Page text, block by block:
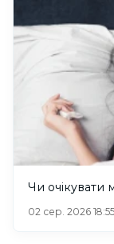
Чи очікувати
02 сер. 2026 18:55